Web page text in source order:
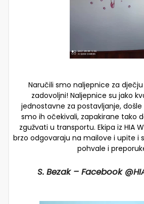
Naručili smo naljepnice za
zadovoljni! Naljepnice su jako
jednostavne za postavljanje,
smo ih očekivali, zapakirane tako
zgužvati u transportu. Ekipa iz HIA
brzo odgovaraju na mailove i upite i
pohvale i
S. Bezak – Facebook